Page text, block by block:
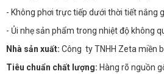
- Không phơi trực tiếp dưới thời tiết nắng
- Ủi nhẹ sản phẩm trong nhiệt độ không
Nhà sản xuất: Công ty TNHH Zeta miền
Tiêu chuẩn chất lượng: Hàng rõ nguồn